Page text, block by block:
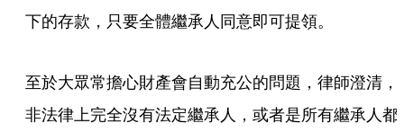
下的存款，只要全體繼承人同意即可提領。
至於大眾常擔心財產會自動充公的問題，律師澄清，
非法律上完全沒有法定繼承人，或者是所有繼承人都